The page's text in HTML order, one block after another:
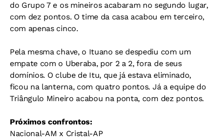
do Grupo 7 e os mineiros acabaram no segundo lugar,
com dez pontos. O time da casa acabou em terceiro,
com apenas cinco.
Pela mesma chave, o Ituano se despediu com um
empate com o Uberaba, por 2 a 2, fora de seus
domínios. O clube de Itu, que já estava eliminado,
ficou na lanterna, com quatro pontos. Já a equipe do
Triângulo Mineiro acabou na ponta, com dez pontos.
Próximos confrontos:
Nacional-AM x Cristal-AP